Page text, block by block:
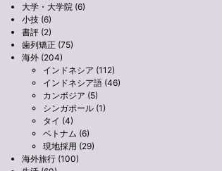
大学・大学院 (6)
小技 (6)
書評 (2)
歯列矯正 (75)
海外 (204)
インドネシア (112)
インドネシア語 (46)
カンボジア (5)
シンガポール (1)
タイ (4)
ベトナム (6)
現地採用 (29)
海外旅行 (100)